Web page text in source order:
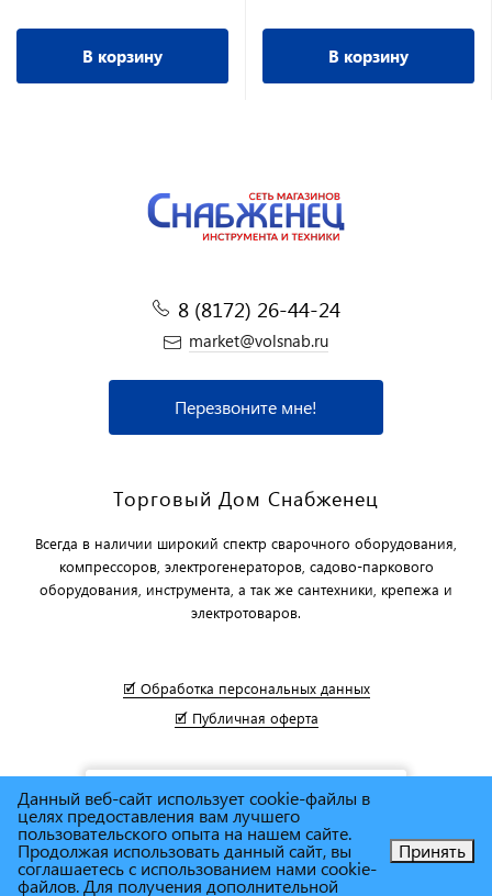
В корзину В корзину
8 (8172) 26-44-24
market@volsnab.ru
Перезвоните мне!
Торговый Дом Снабженец
Всегда в наличии широкий спектр сварочного оборудования,
компрессоров, электрогенераторов, садово-паркового
оборудования, инструмента, а так же сантехники, крепежа и
электротоваров.
🗹 Обработка персональных данных
🗹 Публичная оферта
Позвоните нам!
Данный веб-сайт использует cookie-файлы в
целях предоставления вам лучшего
пользовательского опыта на нашем сайте.
Продолжая использовать данный сайт, вы
соглашаетесь с использованием нами cookie-
файлов. Для получения дополнительной
Принять